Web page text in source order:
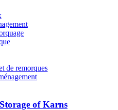
de remorques
of Karns